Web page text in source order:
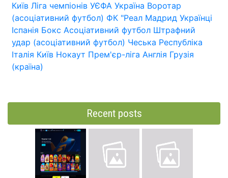
Київ Ліга чемпіонів УЄФА Україна Воротар
(асоціативний футбол) ФК "Реал Мадрид Українці
Іспанія Бокс Асоціативний футбол Штрафний
удар (асоціативний футбол) Чеська Республіка
Італія Київ Нокаут Прем'єр-ліга Англія Грузія
(країна)
Recent posts